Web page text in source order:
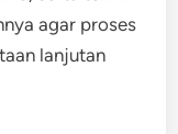
agar proses
lanjutan